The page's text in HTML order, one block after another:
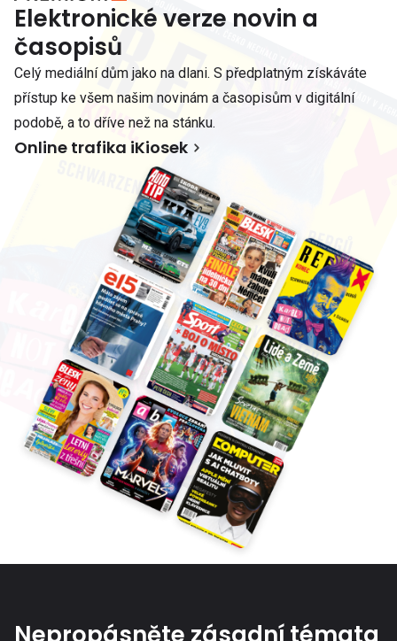
Elektronické verze novin a
časopisů
Celý mediální dům jako na dlani. S předplatným získáváte
přístup ke všem našim novinám a časopisům v digitální
podobě, a to dříve než na stánku.
Online trafika iKiosek